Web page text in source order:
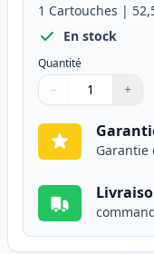
1 Cartouches |
En stock
Quantité
Quantité
Utilisez les
− +
Quantité
Garantie